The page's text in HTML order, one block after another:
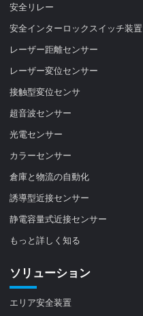
安全リレー
安全インターロックスイッチ装置
レーザー距離センサー
レーザー変位センサー
接触型変位センサ
超音波センサー
光電センサー
カラーセンサー
倉庫と物流の自動化
誘導型近接センサー
静電容量式近接センサー
もっと詳しく知る
ソリューション
エリア安全装置